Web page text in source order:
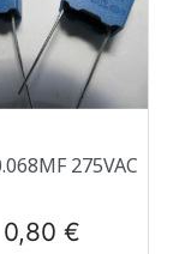
275VAC
Prix
0,80 €